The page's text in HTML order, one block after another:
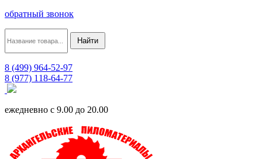
обратный звонок
8 (499) 964-52-97
8 (977) 118-64-77
ежедневно с 9.00 до 20.00